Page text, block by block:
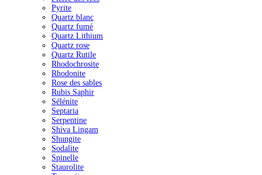
Pyrite
Quartz blanc
Quartz fumé
Quartz Lithium
Quartz rose
Quartz Rutile
Rhodochrosite
Rhodonite
Rose des sables
Rubis Saphir
Sélénite
Septaria
Serpentine
Shiva Lingam
Shungite
Sodalite
Spinelle
Staurolite